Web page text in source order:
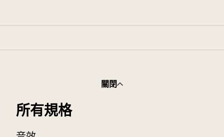
關閉
所有規格